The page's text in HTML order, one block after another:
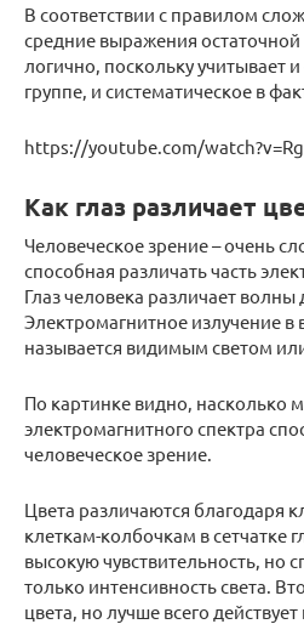
В соответствии с правилом
средние выражения
логично, поскольку учитывает
группе, и систематическое в
https://youtube.com/
Как глаз различает
Человеческое зрение – очень
способная различать часть
Глаз человека различает волны
Электромагнитное излучение
называется видимым светом
По картинке видно, насколько
электромагнитного спектра
человеческое зрение.
Цвета различаются благодаря
клеткам-колбочкам в сетчатке
высокую чувствительность, но
только интенсивность света.
цвета, но лучше всего